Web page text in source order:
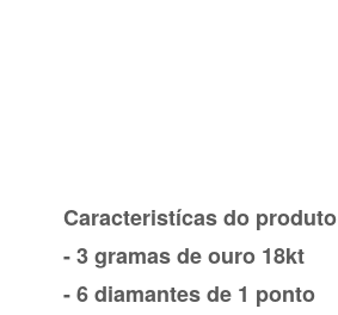
Caracteristícas do produto
- 3 gramas de ouro 18kt
- 6 diamantes de 1 ponto